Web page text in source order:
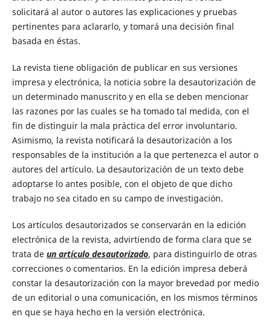
solicitará al autor o autores las explicaciones y pruebas
pertinentes para aclararlo, y tomará una decisión final
basada en éstas.
La revista tiene obligación de publicar en sus versiones
impresa y electrónica, la noticia sobre la desautorización de
un determinado manuscrito y en ella se deben mencionar
las razones por las cuales se ha tomado tal medida, con el
fin de distinguir la mala práctica del error involuntario.
Asimismo, la revista notificará la desautorización a los
responsables de la institución a la que pertenezca el autor o
autores del artículo. La desautorización de un texto debe
adoptarse lo antes posible, con el objeto de que dicho
trabajo no sea citado en su campo de investigación.
Los artículos desautorizados se conservarán en la edición
electrónica de la revista, advirtiendo de forma clara que se
trata de un artículo desautorizado, para distinguirlo de otras
correcciones o comentarios. En la edición impresa deberá
constar la desautorización con la mayor brevedad por medio
de un editorial o una comunicación, en los mismos términos
en que se haya hecho en la versión electrónica.